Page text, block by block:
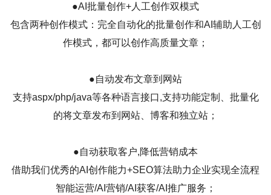
●AI批量创作+人工创作双模式
包含两种创作模式：完全自动化的批量创作和AI辅助人工创
作模式，都可以创作高质量文章；
●自动发布文章到网站
支持aspx/php/java等各种语言接口,支持功能定制、批量化
的将文章发布到网站、博客和独立站；
●自动获取客户,降低营销成本
借助我们优秀的AI创作能力+SEO算法助力企业实现全流程
智能运营/AI营销/AI获客/AI推广服务；